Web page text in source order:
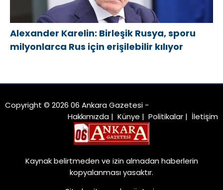
Alexander Karelin: Birleşik Rusya, sporu
milyonlarca Rus için erişilebilir kılıyor
Copyright © 2026 06 Ankara Gazetesi -
Hakkımızda | Künye | Politikalar | İletişim
Kaynak belirtmeden ve izin almadan haberlerin
kopyalanması yasaktır.